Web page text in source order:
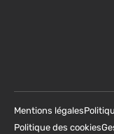
Mentions légales
Politique des cookies